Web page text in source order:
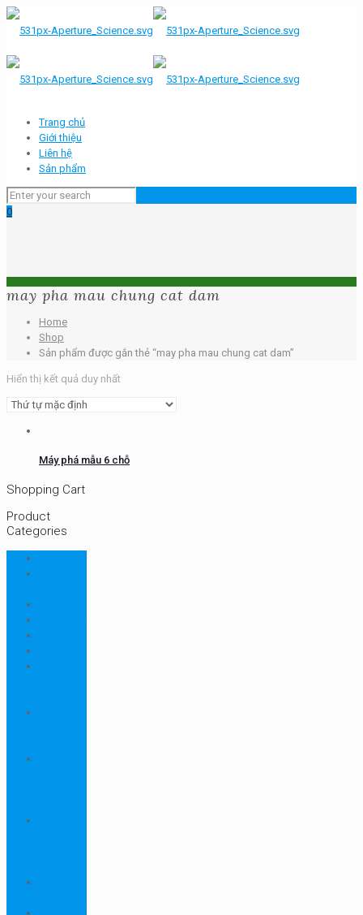
Trang chủ
Giới thiệu
Liên hệ
Sản phẩm
0
may pha mau chung cat dam
Home
Shop
Sản phẩm được gắn thẻ “may pha mau chung cat dam”
Hiển thị kết quả duy nhất
Máy phá mẫu 6 chỗ
Shopping Cart
Product
Categories